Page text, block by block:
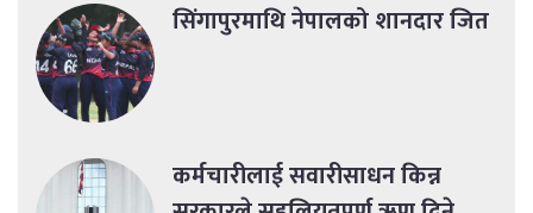
सिंगापुरमाथि नेपालको शानदार जित
कर्मचारीलाई सवारीसाधन किन्न